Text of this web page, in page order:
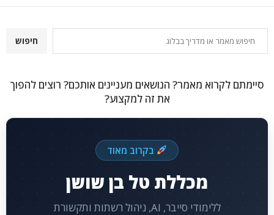
חיפוש
סיימתם לקרוא מאמר? הנושאים מעניינים אותכם? רוצים להפוך
את זה למקצוע?
בקרוב מאוד
מכללת טל בן שושן
ללימודי סייבר, AI, ניהול רשתות ותקשורת